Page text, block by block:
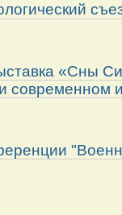
«Сны
современном